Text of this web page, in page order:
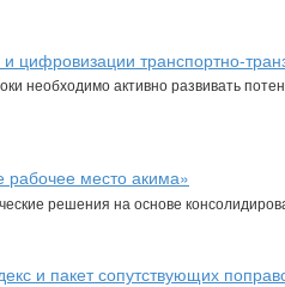
цифровизации транспортно-
необходимо активно развивать
место акима»
решения на основе
и пакет сопутствующих